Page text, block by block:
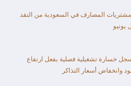
مشتريات المصارف في السعودية من النقد
يونيو
خسارة تشغيلية فصلية بفعل ارتفاع
وانخفاض أسعار التذاكر